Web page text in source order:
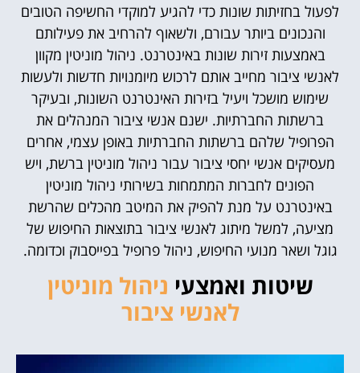
לפעול בחזיתות שונות כדי להגיע למוקדי החשיפה הטובים
והנכונים ביותר עבורם, ולשאוף להרחיב את פעילותם
באמצעות זירות שונות באינטרנט. ניהול מוניטין מקוון
לאנשי ציבור מחייב אותם לרכוש מיומנויות חדשות ולעשות
שימוש מושכל ויעיל בזירות האינטרנט השונות, ובעיקר
ברשתות החברתיות. ישנם אנשי ציבור המנהלים את
הפרופיל שלהם ברשתות החברתיות באופן עצמי, אחרים
מעסיקים אנשי יחסי ציבור עבור ניהול מוניטין ברשת, ויש
הפונים לחברות המתמחות בשירותי ניהול מוניטין
באינטרנט על מנת להפיק את המיטב מהכלים שהרשת
מציעה, למשל מיתוג לאנשי ציבור בתוצאות החיפוש של
גוגל ושאר מנועי החיפוש, ניהול פרופיל בפייסבוק וכדומה.
שיטות ואמצעי ניהול מוניטין
לאנשי ציבור